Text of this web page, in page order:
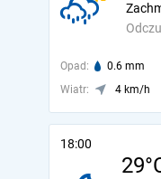
Opad: 0.6 mm
Wiatr:
4 km/h
18:00